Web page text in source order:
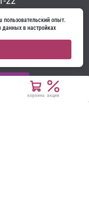
корзина акции
пользовательский опыт.
данных в настройках